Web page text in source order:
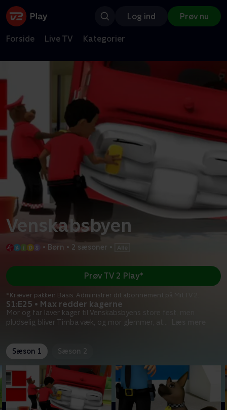
Log ind Prøv nu
Forside Live TV Kategorier
Venskabsbyen
• Børn • 2 sæsoner •
S1:E25 • Max redder kagerne
Mor og far laver kager til Venskabsbyens store fest, men
pludselig bliver Timba væk, og mor glemmer, at
Prøv TV 2 Play*
*Kræver pakken Basis. Administrer dit abonnement på Mit TV 2.
Sæson 1 Sæson 2